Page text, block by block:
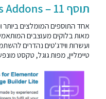
תוסף 11 – the Plus Addons –
אחד התוספים המומלצים ביותר
מאות בלוקים מעוצבים
ועשרות ווידג'טים נהדרים
טיימליין, מפות גוגל, טקסט